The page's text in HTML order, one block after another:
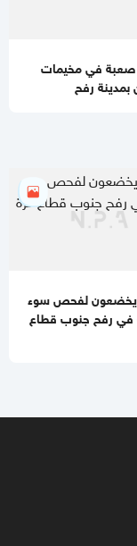
في مخيمات
بمدينة رفح
يخضعون لفحص سوء
في رفح جنوب قطاع